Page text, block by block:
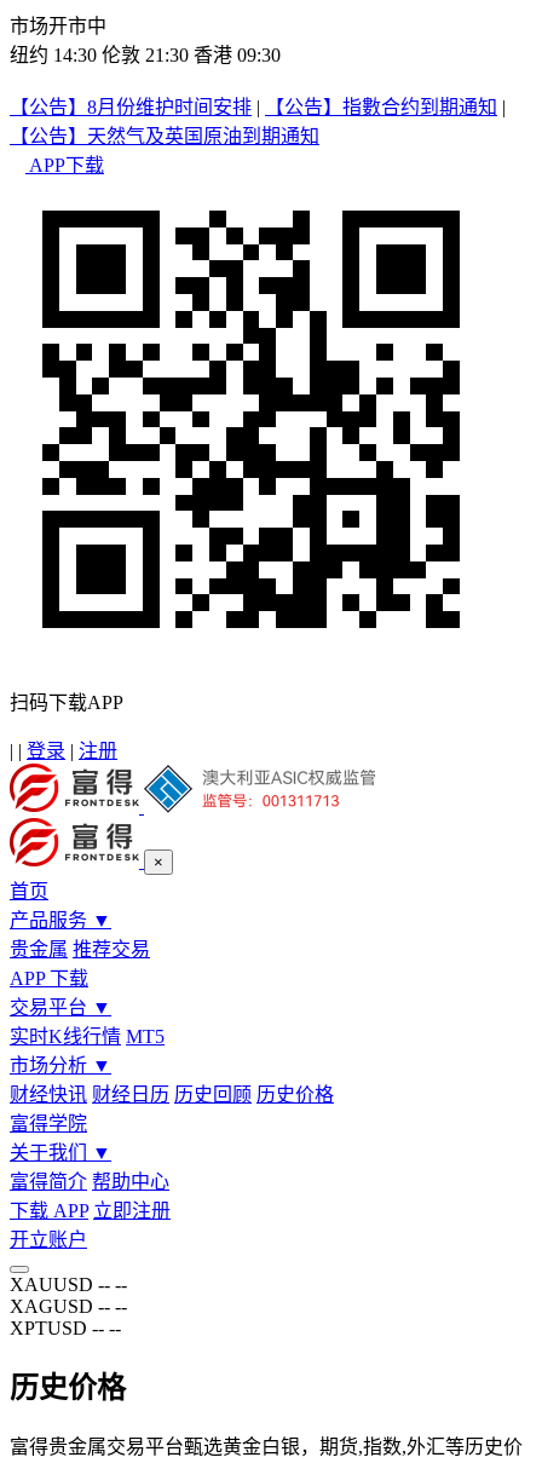
市场开市中
纽约 14:30 伦敦 21:30 香港 09:30
【公告】8月份维护时间安排 | 【公告】指數合约到期通知 |
【公告】天然气及英国原油到期通知
APP下载
扫码下载APP
| | 登录 | 注册
×
首页
产品服务 ▼
贵金属 推荐交易
APP 下载
交易平台 ▼
实时K线行情 MT5
市场分析 ▼
财经快讯 财经日历 历史回顾 历史价格
富得学院
关于我们
▼
富得简介 帮助中心
下载 APP 立即注册
开立账户
XAUUSD -- --
XAGUSD -- --
XPTUSD -- --
历史价格
富得贵金属交易平台甄选黄金白银，期货,指数,外汇等历史价